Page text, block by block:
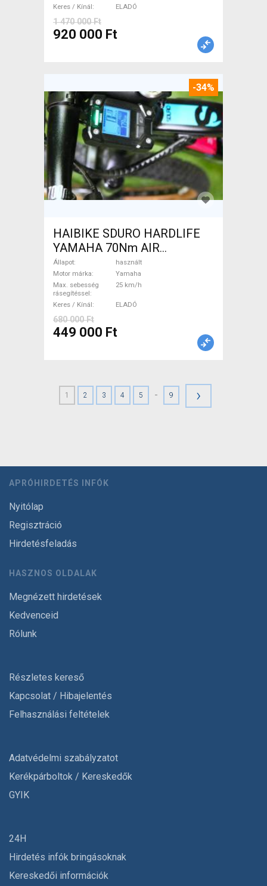
Keres / Kínál ELADÓ
1 470 000 Ft
920 000 Ft
-34%
HAIBIKE SDURO HARDLIFE
YAMAHA 70Nm AIR
Elektromos Mountain Bike
elöl teleszkópos Yamaha
használt ELADÓ
Állapot
használt
Motor márka
Yamaha
Max. sebesség
rásegítéssel
25 km/h
Keres / Kínál ELADÓ
680 000 Ft
449 000 Ft
1 2 3 4 5 - 9 ›
APRÓHIRDETÉS INFÓK
Nyitólap
Regisztráció
Hirdetésfeladás
HASZNOS OLDALAK
Megnézett hirdetések
Kedvenceid
Rólunk
Részletes kereső
Kapcsolat / Hibajelentés
Felhasználási feltételek
Adatvédelmi szabályzatot
Kerékpárboltok / Kereskedők
GYIK
24H
Hirdetés infók bringásoknak
Kereskedői információk